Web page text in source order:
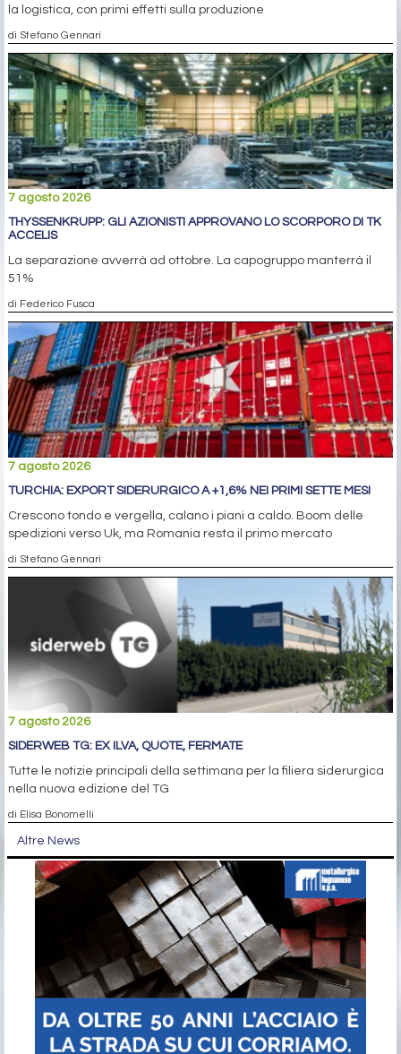
la logistica, con primi effetti sulla produzione
di Stefano Gennari
7 agosto 2026
THYSSENKRUPP: GLI AZIONISTI APPROVANO LO SCORPORO DI TK
ACCELIS
La separazione avverrà ad ottobre. La capogruppo manterrà il
51%
di Federico Fusca
7 agosto 2026
TURCHIA: EXPORT SIDERURGICO A +1,6% NEI PRIMI SETTE MESI
Crescono tondo e vergella, calano i piani a caldo. Boom delle
spedizioni verso Uk, ma Romania resta il primo mercato
di Stefano Gennari
7 agosto 2026
SIDERWEB TG: EX ILVA, QUOTE, FERMATE
Tutte le notizie principali della settimana per la filiera siderurgica
nella nuova edizione del TG
di Elisa Bonomelli
Altre News